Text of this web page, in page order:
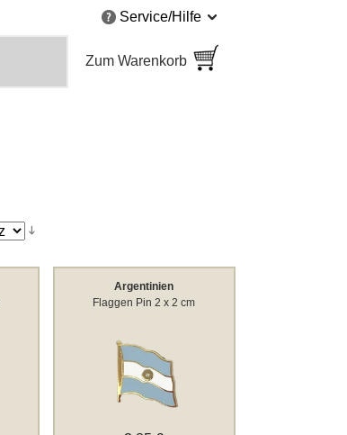
Service/Hilfe
Zum Warenkorb
Argentinien
Flaggen Pin 2 x 2 cm